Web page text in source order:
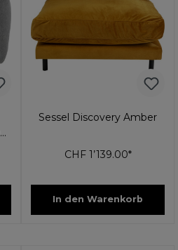
Sessel Discovery Amber
CHF 1’139.00*
In den Warenkorb